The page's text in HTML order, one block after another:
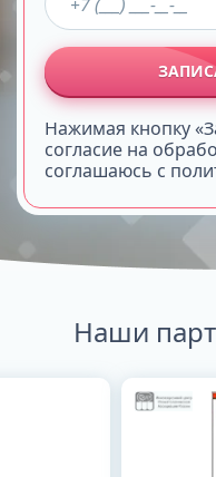
Нажимая кнопку
согласие на
соглашаюсь с
Наши